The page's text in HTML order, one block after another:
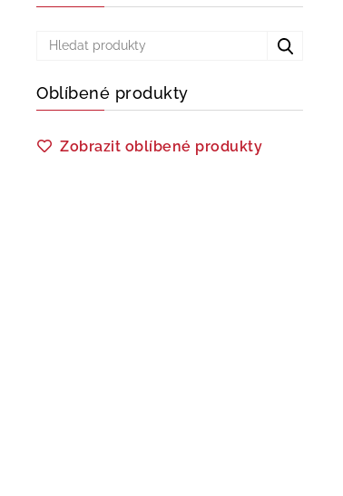
Oblíbené produkty
Zobrazit oblíbené produkty